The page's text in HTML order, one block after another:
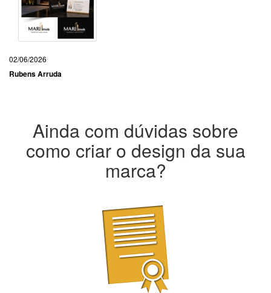
02/06/2026
Rubens Arruda
Ainda com dúvidas sobre
como criar o design da sua
marca?